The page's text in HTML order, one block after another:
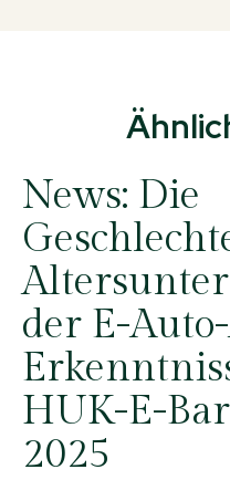
News: Die
der E-
HUK-E-
2025